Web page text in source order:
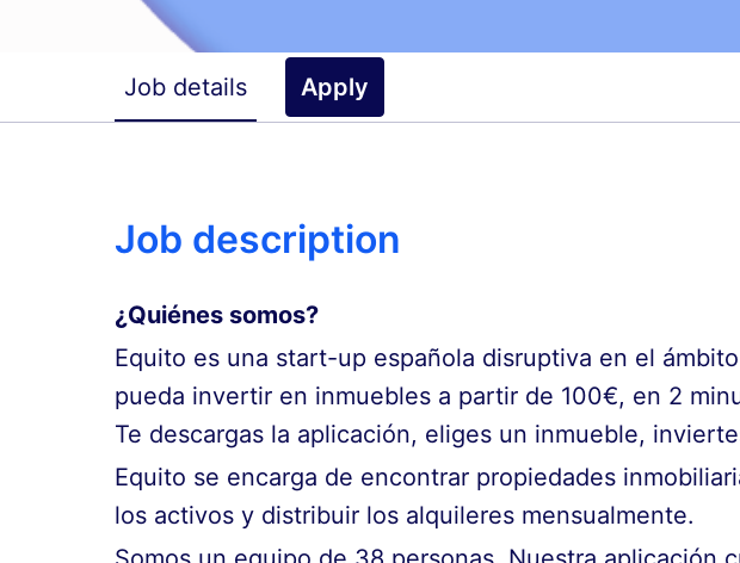
Job details Apply
Job description
¿Quiénes somos?
Equito es una start-up española disruptiva en el
pueda invertir en inmuebles a partir de 100€, en 2
Te descargas la aplicación, eliges un inmueble,
Equito se encarga de encontrar propiedades
los activos y distribuir los alquileres mensualmente.